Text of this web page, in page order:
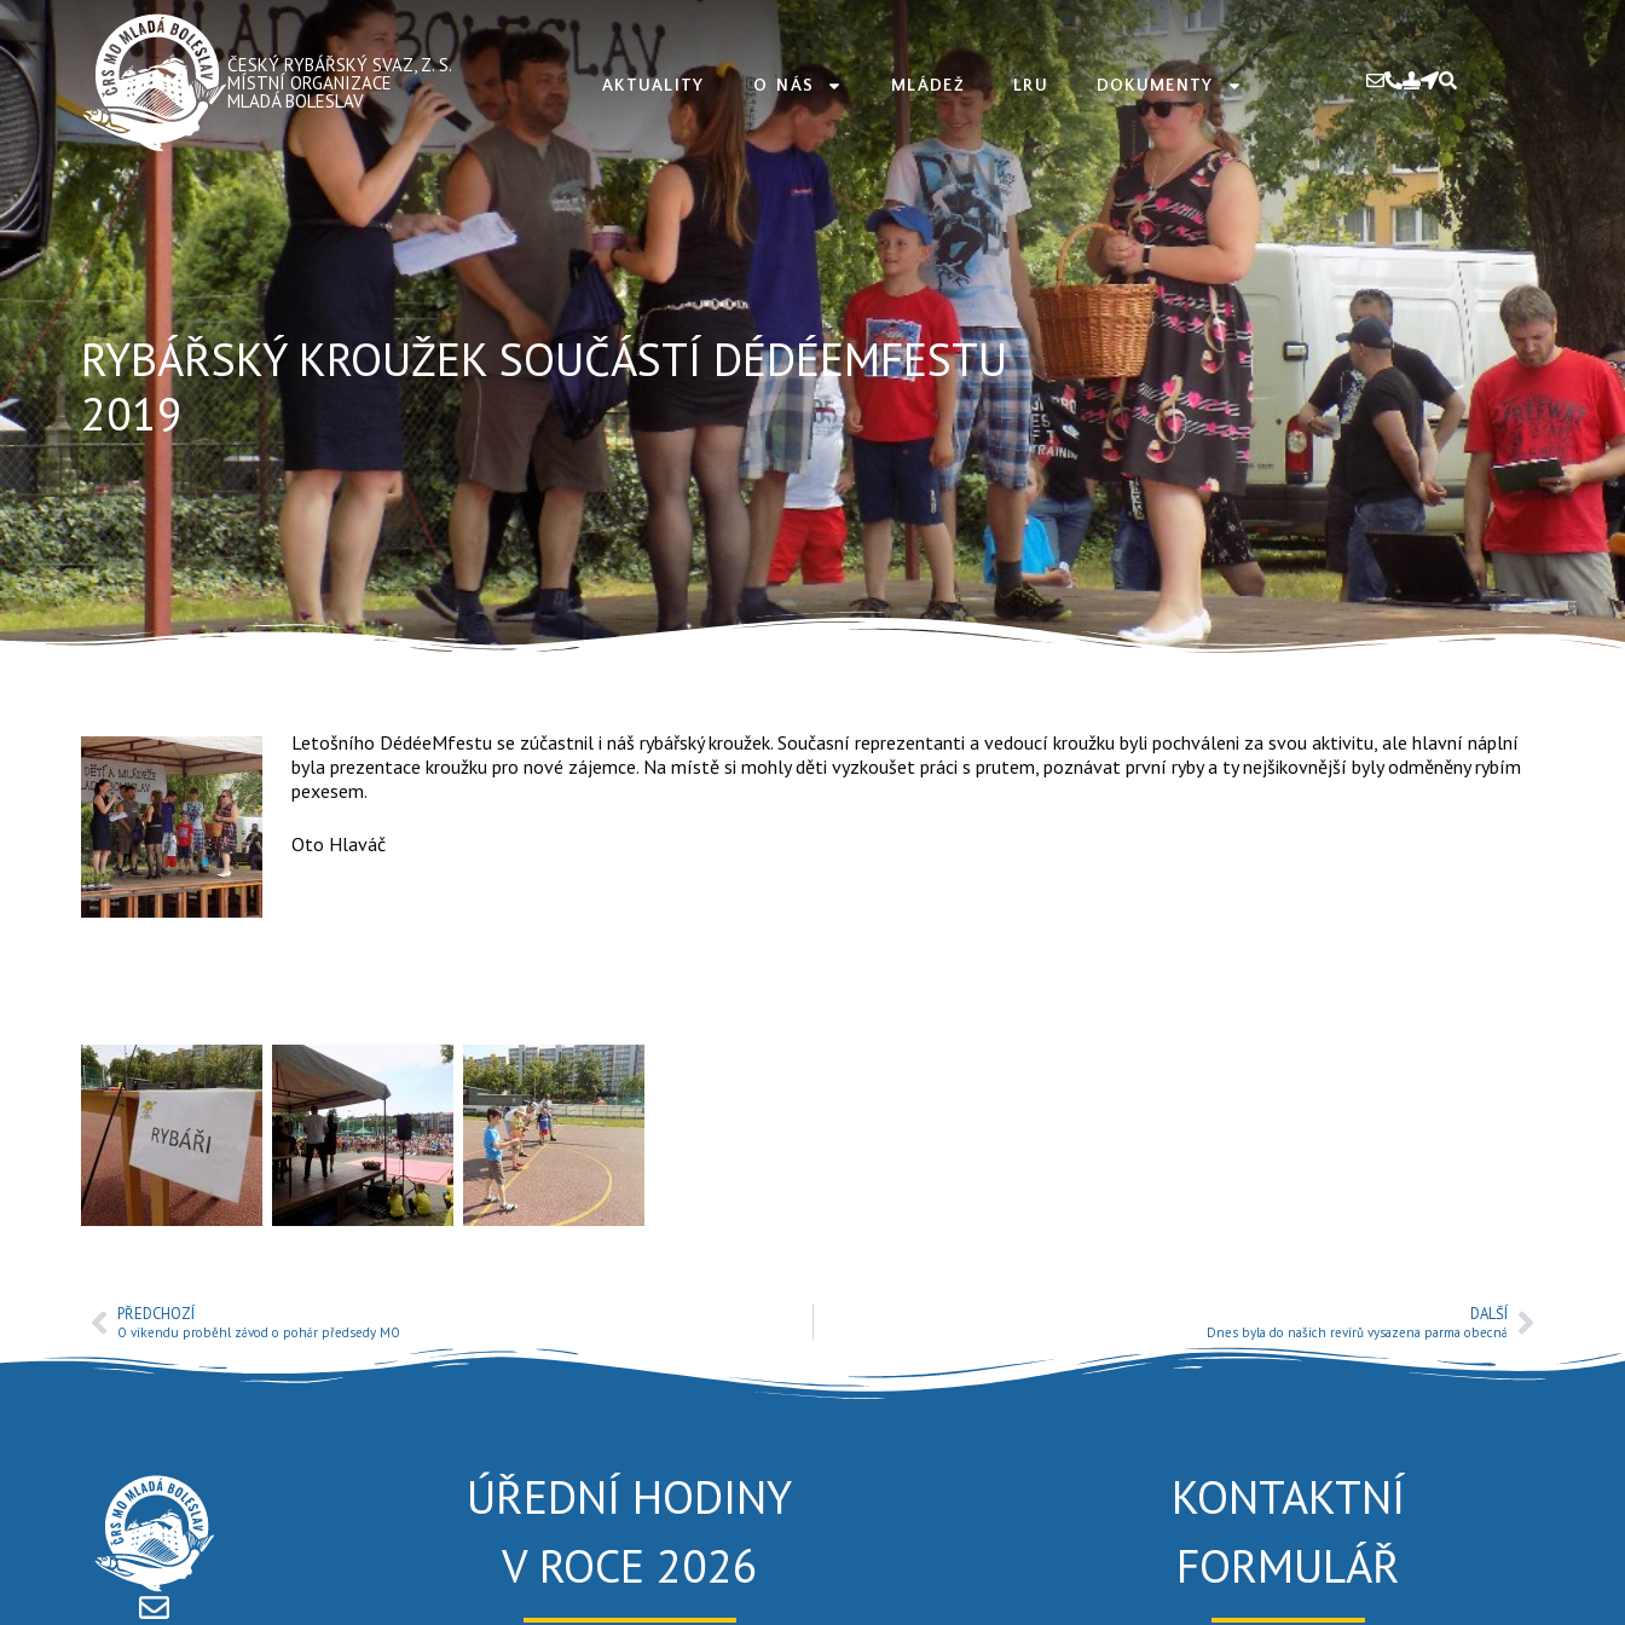
ČESKÝ RYBÁŘSKÝ SVAZ, Z. S.
MÍSTNÍ ORGANIZACE
MLADÁ BOLESLAV
AKTUALITY O NÁS MLÁDEŽ LRU DOKUMENTY
RYBÁŘSKÝ KROUŽEK SOUČÁSTÍ DÉDÉEMFESTU
2019
Letošního DédéeMfestu se zúčastnil i náš rybářský kroužek. Současní reprezentanti a vedoucí kroužku byli pochváleni za svou aktivitu, ale hlavní náplní
byla prezentace kroužku pro nové zájemce. Na místě si mohly děti vyzkoušet práci s prutem, poznávat první ryby a ty nejšikovnější byly odměněny rybím
pexesem.
Oto Hlaváč
PŘEDCHOZÍ
O víkendu proběhl závod o pohár předsedy MO
DALŠÍ
Dnes byla do našich revírů vysazena parma obecná
ÚŘEDNÍ HODINY
V ROCE 2026
KONTAKTNÍ
FORMULÁŘ